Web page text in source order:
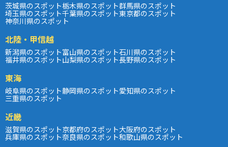
茨城県のスポット栃木県のスポット群馬県のスポット
埼玉県のスポット千葉県のスポット東京都のスポット
神奈川県のスポット
北陸・甲信越
新潟県のスポット富山県のスポット石川県のスポット
福井県のスポット山梨県のスポット長野県のスポット
東海
岐阜県のスポット静岡県のスポット愛知県のスポット
三重県のスポット
近畿
滋賀県のスポット京都府のスポット大阪府のスポット
兵庫県のスポット奈良県のスポット和歌山県のスポット